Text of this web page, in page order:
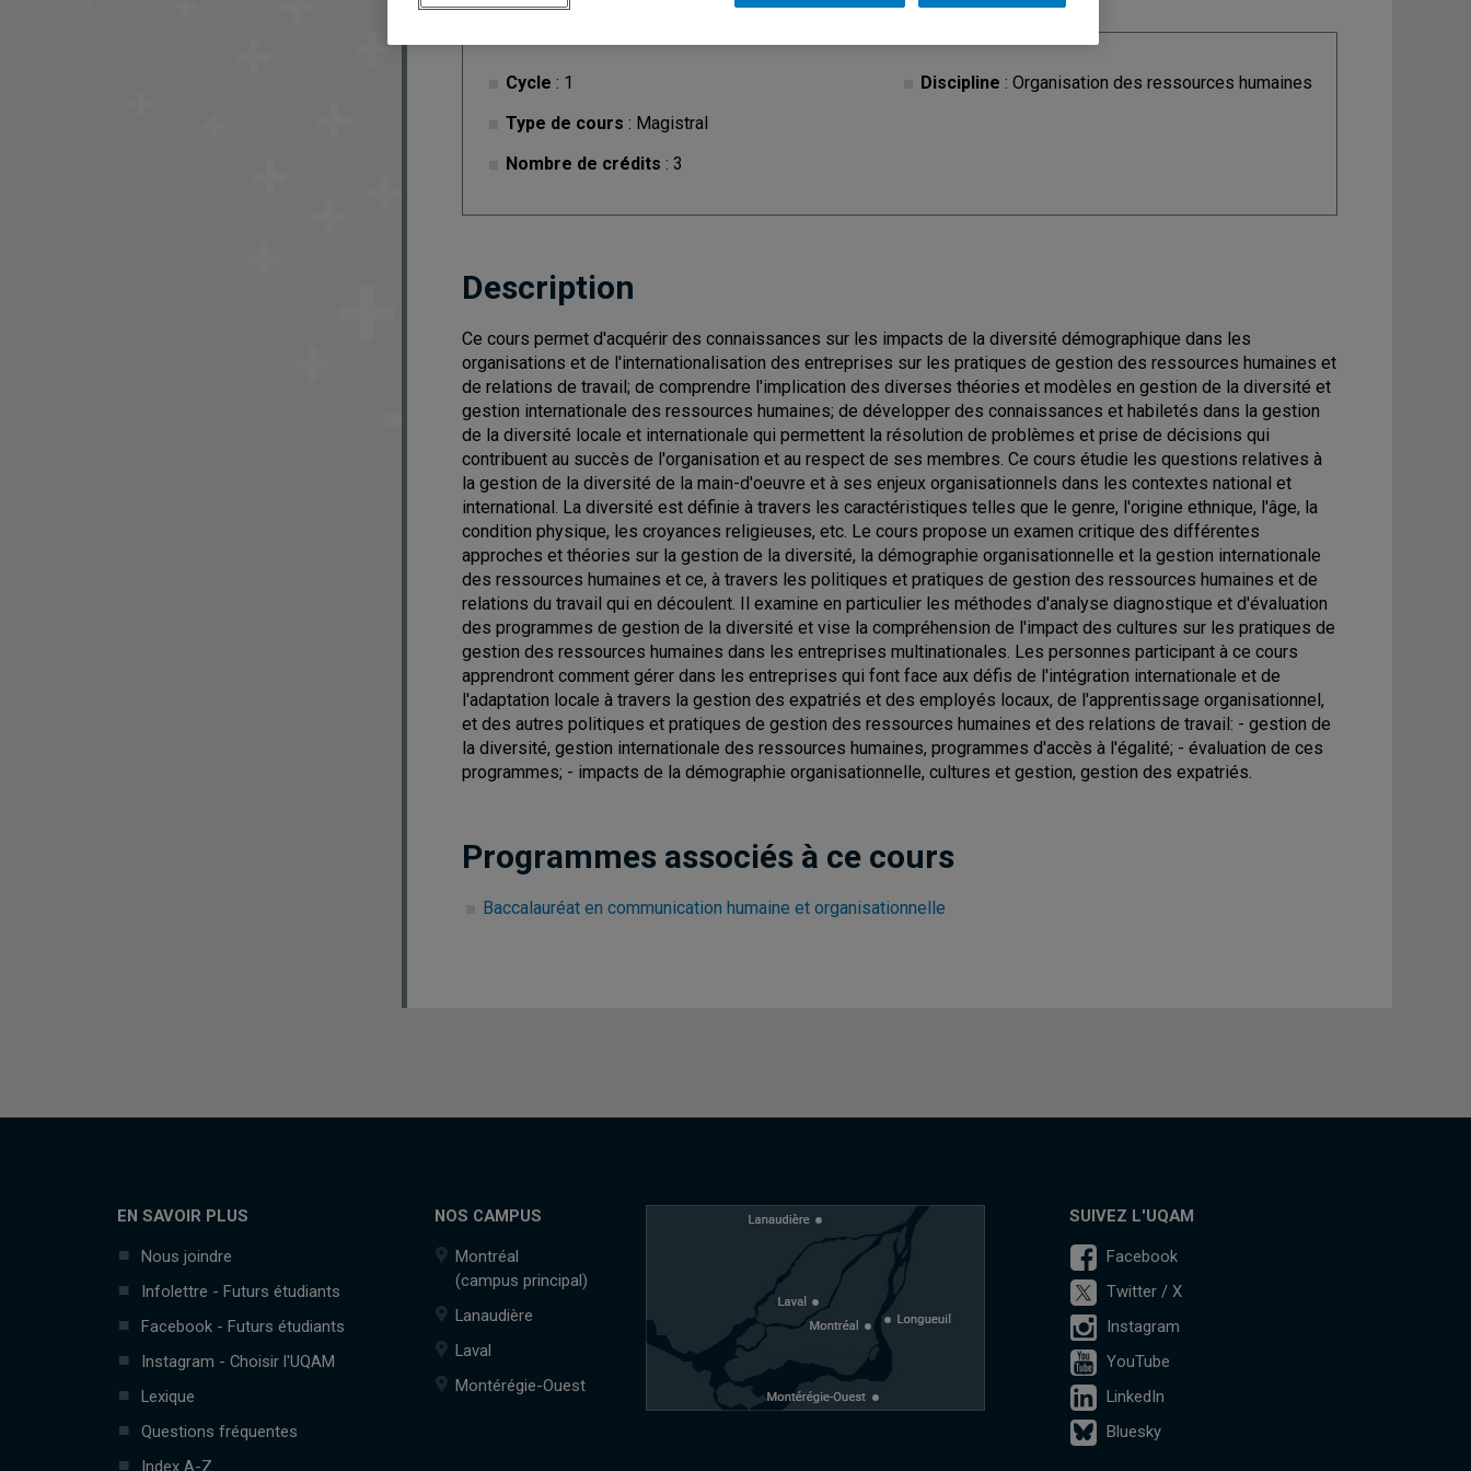
Cycle : 1
Type de cours : Magistral
Nombre de crédits : 3
Discipline : Organisation des ressources humaines
Description
Ce cours permet d'acquérir des connaissances sur les impacts de la diversité démographique dans les
organisations et de l'internationalisation des entreprises sur les pratiques de gestion des ressources humaines et
de relations de travail; de comprendre l'implication des diverses théories et modèles en gestion de la diversité et
gestion internationale des ressources humaines; de développer des connaissances et habiletés dans la gestion
de la diversité locale et internationale qui permettent la résolution de problèmes et prise de décisions qui
contribuent au succès de l'organisation et au respect de ses membres. Ce cours étudie les questions relatives à
la gestion de la diversité de la main-d'oeuvre et à ses enjeux organisationnels dans les contextes national et
international. La diversité est définie à travers les caractéristiques telles que le genre, l'origine ethnique, l'âge, la
condition physique, les croyances religieuses, etc. Le cours propose un examen critique des différentes
approches et théories sur la gestion de la diversité, la démographie organisationnelle et la gestion internationale
des ressources humaines et ce, à travers les politiques et pratiques de gestion des ressources humaines et de
relations du travail qui en découlent. Il examine en particulier les méthodes d'analyse diagnostique et d'évaluation
des programmes de gestion de la diversité et vise la compréhension de l'impact des cultures sur les pratiques de
gestion des ressources humaines dans les entreprises multinationales. Les personnes participant à ce cours
apprendront comment gérer dans les entreprises qui font face aux défis de l'intégration internationale et de
l'adaptation locale à travers la gestion des expatriés et des employés locaux, de l'apprentissage organisationnel,
et des autres politiques et pratiques de gestion des ressources humaines et des relations de travail: - gestion de
la diversité, gestion internationale des ressources humaines, programmes d'accès à l'égalité; - évaluation de ces
programmes; - impacts de la démographie organisationnelle, cultures et gestion, gestion des expatriés.
Programmes associés à ce cours
Baccalauréat en communication humaine et organisationnelle
EN SAVOIR PLUS
Nous joindre
Infolettre - Futurs étudiants
Facebook - Futurs étudiants
Instagram - Choisir l'UQAM
Lexique
Questions fréquentes
Index A-Z
NOS CAMPUS
Montréal
(campus principal)
Lanaudière
Laval
Montérégie-Ouest
SUIVEZ L'UQAM
Facebook
Twitter / X
Instagram
YouTube
LinkedIn
Bluesky